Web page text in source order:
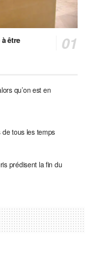
être
qu’on est en
tous les temps
prédisent la fin du